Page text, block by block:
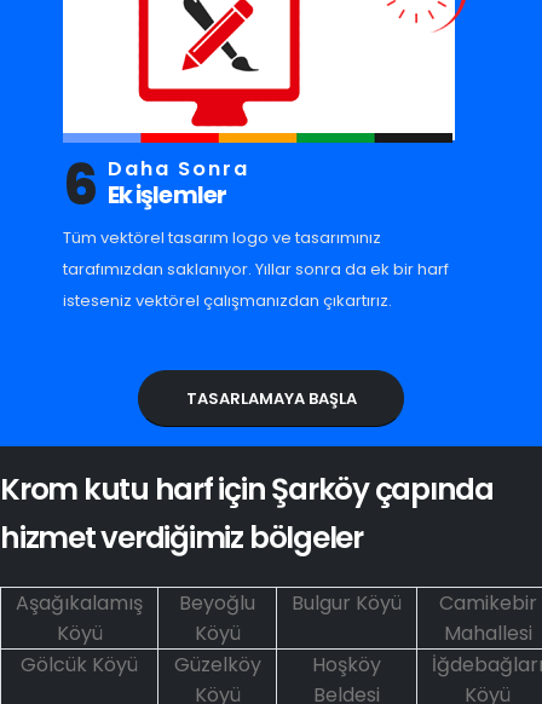
6 Daha Sonra
Ek işlemler
Tüm vektörel tasarım logo ve tasarımınız
tarafımızdan saklanıyor. Yıllar sonra da ek bir harf
isteseniz vektörel çalışmanızdan çıkartırız.
TASARLAMAYA BAŞLA
Krom kutu harf için Şarköy çapında
hizmet verdiğimiz bölgeler
Aşağıkalamış
Köyü
Beyoğlu
Köyü
Bulgur Köyü
Camikebir
Mahallesi
Gölcük Köyü
Güzelköy
Köyü
Hoşköy
Beldesi
İğdebağları
Köyü